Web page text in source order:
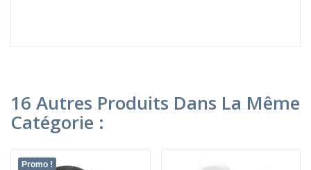
16 Autres Produits Dans La Même
Catégorie :
Promo !